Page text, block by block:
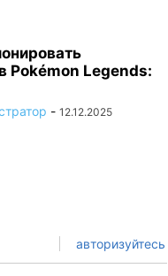
Pokémon Legends:
- 12.12.2025
авторизуйтесь